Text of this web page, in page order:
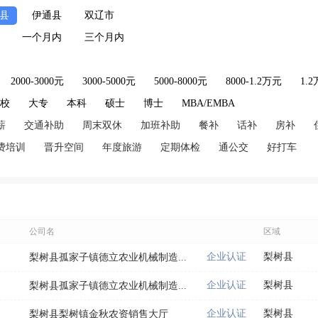
伊通县 双辽市
一个月内 三个月内
2000-3000元 3000-5000元 5000-8000元 8000-1.2万元 1.2
大专 本科 硕士 博士 MBA/EMBA
交通补助 周末双休 加班补助 餐补 话补 房补
培训 晋升空间 年度旅游 定期体检 通公交 好打车
公司名 区域
梨树县孤家子镇德立农业机械制造... 企业认证 梨树县
梨树县孤家子镇德立农业机械制造... 企业认证 梨树县
梨树县梨树镇金秋农资销售大厅 企业认证 梨树县